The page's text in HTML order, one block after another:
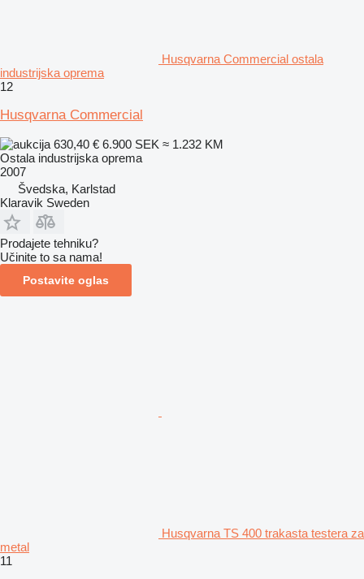
Husqvarna Commercial ostala
industrijska oprema
12
Husqvarna Commercial
630,40 € 6.900 SEK ≈ 1.232 KM
Ostala industrijska oprema
2007
Švedska, Karlstad
Klaravik Sweden
Prodajete tehniku?
Učinite to sa nama!
Postavite oglas
Husqvarna TS 400 trakasta testera za
metal
11